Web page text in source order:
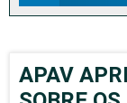
APAV